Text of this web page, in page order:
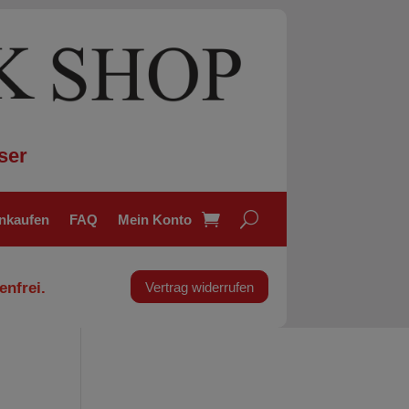
FAQ Mein Konto
Vertrag widerrufen